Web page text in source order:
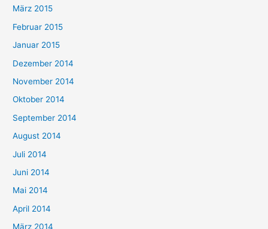
März 2015
Februar 2015
Januar 2015
Dezember 2014
November 2014
Oktober 2014
September 2014
August 2014
Juli 2014
Juni 2014
Mai 2014
April 2014
März 2014